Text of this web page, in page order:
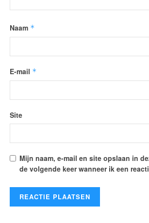
Naam *
E-mail *
Site
Mijn naam, e-mail en site opslaan in
de volgende keer wanneer ik een